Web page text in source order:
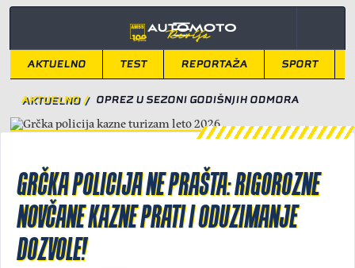
AKTUELNO TEST REPORTAŽA SPORT
AKTUELNO / OPREZ U SEZONI GODIŠNJIH ODMORA
GRČKA POLICIJA NE PRAŠTA: RIGOROZNE
NOVČANE KAZNE PRATI I ODUZIMANJE
DOZVOLE!